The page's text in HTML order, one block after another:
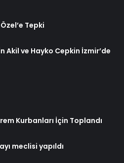
Tepki
Akil ve Hayko Cepkin İzmir’de
Kurbanları İçin Toplandı
meclisi yapıldı